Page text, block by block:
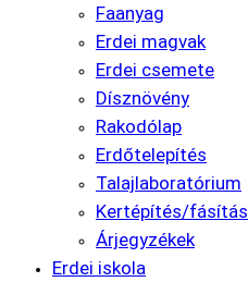
Faanyag
Erdei magvak
Erdei csemete
Dísznövény
Rakodólap
Erdőtelepítés
Talajlaboratórium
Kertépítés/fásítás
Árjegyzékek
Erdei iskola